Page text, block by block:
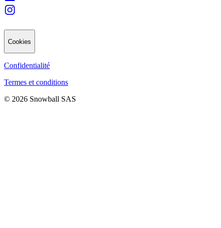
Cookies
Confidentialité
Termes et conditions
© 2026 Snowball SAS